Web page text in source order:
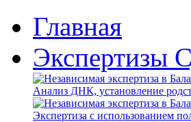
Главная
Экспертизы
Анализ ДНК, установление
Экспертиза с использованием